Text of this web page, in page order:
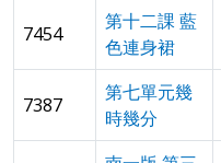
7454
第十二課 藍
色連身裙
7387
第七單元幾
時幾分